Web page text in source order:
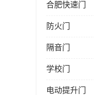
合肥快速门
防火门
隔音门
学校门
电动提升门